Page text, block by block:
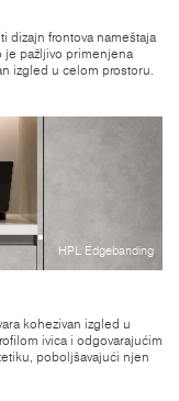
dizajn frontova nameštaja
je pažljivo primenjena
izgled u celom prostoru.
HPL Edgebanding
kohezivan izgled u
ivica i odgovarajućim
poboljšavajući njen